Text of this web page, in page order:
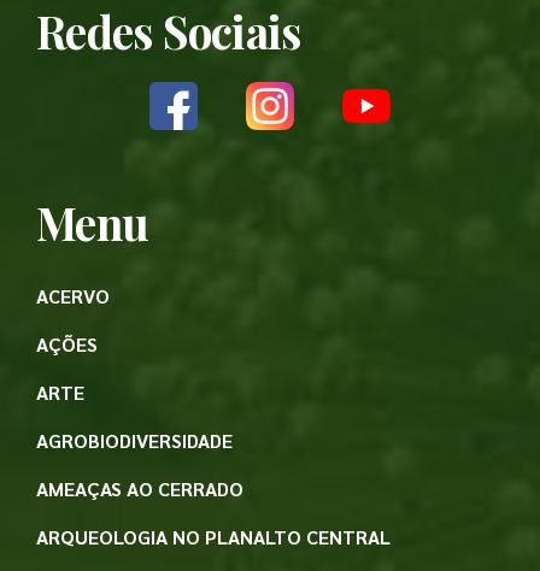
Redes Sociais
Menu
ACERVO
AÇÕES
ARTE
AGROBIODIVERSIDADE
AMEAÇAS AO CERRADO
ARQUEOLOGIA NO PLANALTO CENTRAL